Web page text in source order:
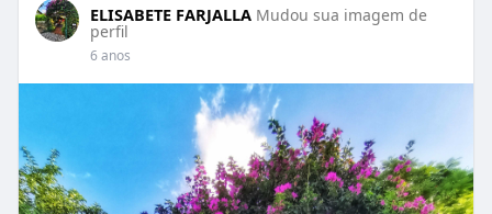
ELISABETE FARJALLA Mudou sua imagem de
perfil
6 anos